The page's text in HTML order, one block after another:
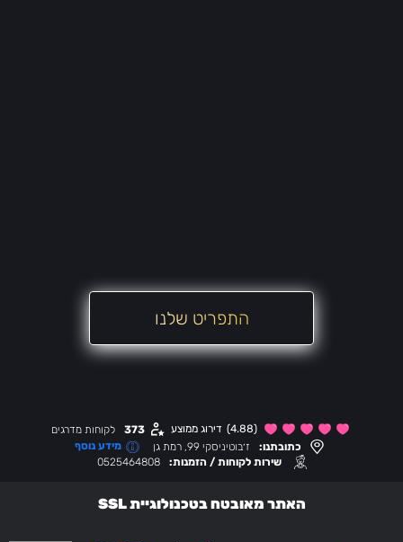
התפריט שלנו
מידע נוסף כתובתנו:
ז׳בוטיניסקי 99, רמת גן
שירות לקוחות / הזמנות:
0525464808
373 לקוחות מדרגים (4.88) דירוג ממוצע
האתר מאובטח בטכנולוגיית SSL